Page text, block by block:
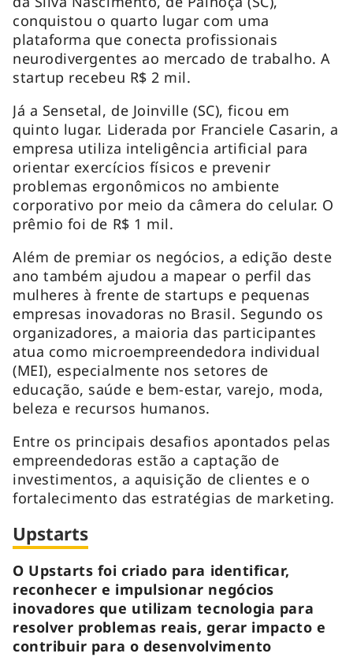
conquistou o quarto lugar com uma
plataforma que conecta profissionais
neurodivergentes ao mercado de trabalho. A
startup recebeu R$ 2 mil.
Já a Sensetal, de Joinville (SC), ficou em
quinto lugar. Liderada por Franciele Casarin, a
empresa utiliza inteligência artificial para
orientar exercícios físicos e prevenir
problemas ergonômicos no ambiente
corporativo por meio da câmera do celular. O
prêmio foi de R$ 1 mil.
Além de premiar os negócios, a edição deste
ano também ajudou a mapear o perfil das
mulheres à frente de startups e pequenas
empresas inovadoras no Brasil. Segundo os
organizadores, a maioria das participantes
atua como microempreendedora individual
(MEI), especialmente nos setores de
educação, saúde e bem-estar, varejo, moda,
beleza e recursos humanos.
Entre os principais desafios apontados pelas
empreendedoras estão a captação de
investimentos, a aquisição de clientes e o
fortalecimento das estratégias de marketing.
Upstarts
O Upstarts foi criado para identificar,
reconhecer e impulsionar negócios
inovadores que utilizam tecnologia para
resolver problemas reais, gerar impacto e
contribuir para o desenvolvimento